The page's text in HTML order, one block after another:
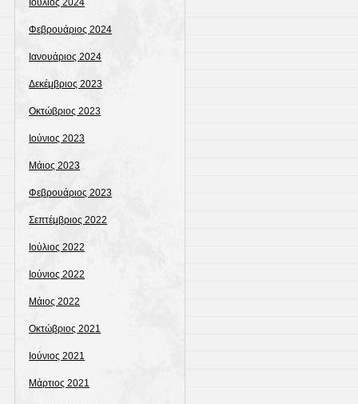
Ιούλιος 2024
Φεβρουάριος 2024
Ιανουάριος 2024
Δεκέμβριος 2023
Οκτώβριος 2023
Ιούνιος 2023
Μάιος 2023
Φεβρουάριος 2023
Σεπτέμβριος 2022
Ιούλιος 2022
Ιούνιος 2022
Μάιος 2022
Οκτώβριος 2021
Ιούνιος 2021
Μάρτιος 2021